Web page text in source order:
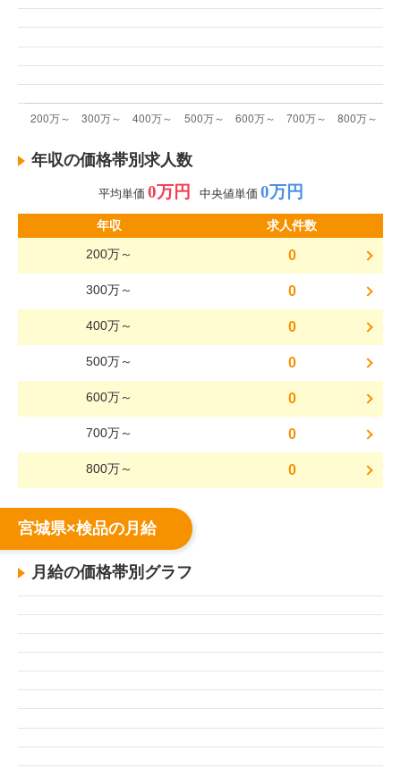
年収の価格帯別求人数
平均単価 0万円 中央値単価 0万円
年収
求人件数
200万～
0
300万～ 0
400万～ 0
500万～ 0
600万～ 0
700万～ 0
800万～ 0
宮城県×検品の月給
月給の価格帯別グラフ